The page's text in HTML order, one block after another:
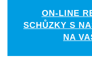
ON-LINE
SCHŮZKY S
NA